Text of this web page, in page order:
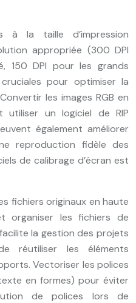
à la taille d’impression
appropriée (300 DPI
150 DPI pour les grands
pour optimiser la
les images RGB en
utiliser un logiciel de RIP
également améliorer
reproduction fidèle des
de calibrage d’écran est
fichiers originaux en haute
organiser les fichiers de
la gestion des projets
réutiliser les éléments
Vectoriser les polices
en formes) pour éviter
de polices lors de